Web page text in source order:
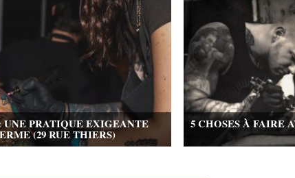
PRATIQUE EXIGEANTE
(29 RUE THIERS)
5 CHOSES À FAIRE